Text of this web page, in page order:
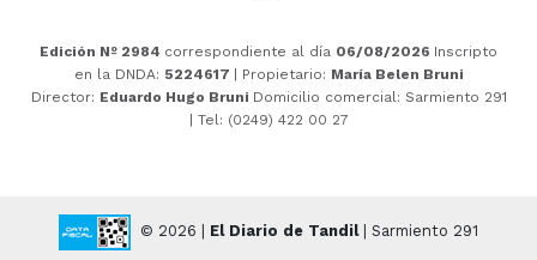
Edición Nº 2984 correspondiente al día 06/08/2026 Inscripto
en la DNDA: 5224617 | Propietario: María Belen Bruni
Director: Eduardo Hugo Bruni Domicilio comercial: Sarmiento 291
| Tel: (0249) 422 00 27
© 2026 | El Diario de Tandil| Sarmiento 291